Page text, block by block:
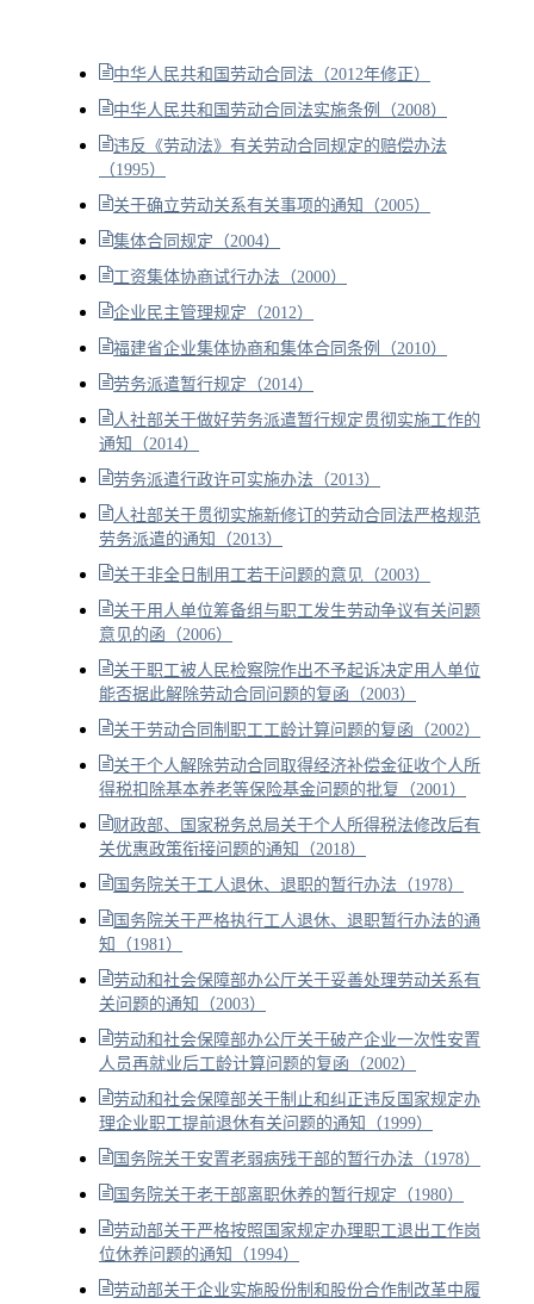
中华人民共和国劳动合同法（2012年修正）
中华人民共和国劳动合同法实施条例（2008）
违反《劳动法》有关劳动合同规定的赔偿办法
（1995）
关于确立劳动关系有关事项的通知（2005）
集体合同规定（2004）
工资集体协商试行办法（2000）
企业民主管理规定（2012）
福建省企业集体协商和集体合同条例（2010）
劳务派遣暂行规定（2014）
人社部关于做好劳务派遣暂行规定贯彻实施工作的
通知（2014）
劳务派遣行政许可实施办法（2013）
人社部关于贯彻实施新修订的劳动合同法严格规范
劳务派遣的通知（2013）
关于非全日制用工若干问题的意见（2003）
关于用人单位筹备组与职工发生劳动争议有关问题
意见的函（2006）
关于职工被人民检察院作出不予起诉决定用人单位
能否据此解除劳动合同问题的复函（2003）
关于劳动合同制职工工龄计算问题的复函（2002）
关于个人解除劳动合同取得经济补偿金征收个人所
得税扣除基本养老等保险基金问题的批复（2001）
财政部、国家税务总局关于个人所得税法修改后有
关优惠政策衔接问题的通知（2018）
国务院关于工人退休、退职的暂行办法（1978）
国务院关于严格执行工人退休、退职暂行办法的通
知（1981）
劳动和社会保障部办公厅关于妥善处理劳动关系有
关问题的通知（2003）
劳动和社会保障部办公厅关于破产企业一次性安置
人员再就业后工龄计算问题的复函（2002）
劳动和社会保障部关于制止和纠正违反国家规定办
理企业职工提前退休有关问题的通知（1999）
国务院关于安置老弱病残干部的暂行办法（1978）
国务院关于老干部离职休养的暂行规定（1980）
劳动部关于严格按照国家规定办理职工退出工作岗
位休养问题的通知（1994）
劳动部关于企业实施股份制和股份合作制改革中履